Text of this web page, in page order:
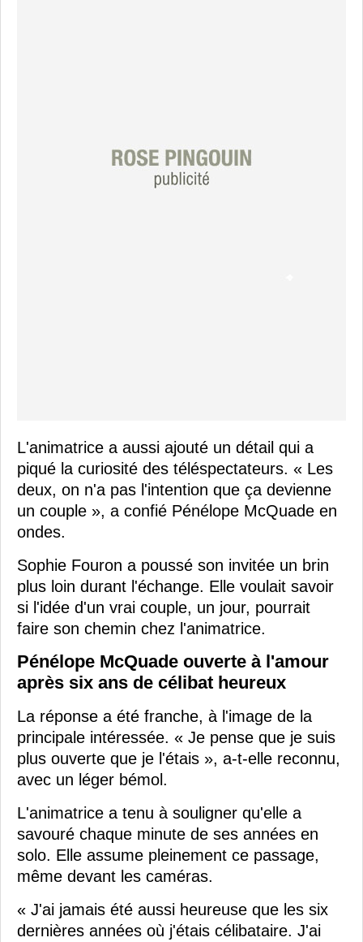
L'animatrice a aussi ajouté un détail qui a
piqué la curiosité des téléspectateurs. « Les
deux, on n'a pas l'intention que ça devienne
un couple », a confié Pénélope McQuade en
ondes.
Sophie Fouron a poussé son invitée un brin
plus loin durant l'échange. Elle voulait savoir
si l'idée d'un vrai couple, un jour, pourrait
faire son chemin chez l'animatrice.
Pénélope McQuade ouverte à l'amour
après six ans de célibat heureux
La réponse a été franche, à l'image de la
principale intéressée. « Je pense que je suis
plus ouverte que je l'étais », a-t-elle reconnu,
avec un léger bémol.
L'animatrice a tenu à souligner qu'elle a
savouré chaque minute de ses années en
solo. Elle assume pleinement ce passage,
même devant les caméras.
« J'ai jamais été aussi heureuse que les six
dernières années où j'étais célibataire. J'ai